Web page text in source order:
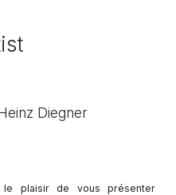
Diegner
plaisir de vous présenter